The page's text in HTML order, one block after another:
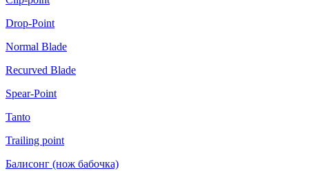
Drop-Point
Normal Blade
Recurved Blade
Spear-Point
Tanto
Trailing point
Балисонг (нож бабочка)